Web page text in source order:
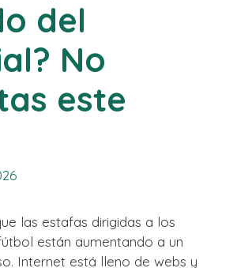
del
No
este
las estafas dirigidas a los
están aumentando a un
Internet está lleno de webs y